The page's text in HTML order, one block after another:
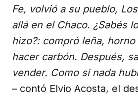
Fe, volvió a su pueblo,
allá en el Chaco. ¿Sabés
hizo?: compró leña,
hacer carbón. Después,
vender. Como si nada
– contó Elvio Acosta, el